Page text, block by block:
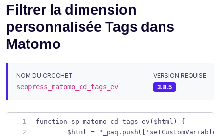
Filtrer la dimension
personnalisée Tags dans
Matomo
NOM DU CROCHET
seopress_matomo_cd_tags_ev
VERSION REQUISE
3.8.5
function sp_matomo_cd_tags_ev($html) {
$html =